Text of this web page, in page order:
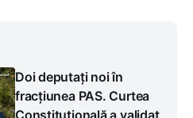
Doi deputați noi în
fracțiunea PAS. Curtea
Constituțională a validat